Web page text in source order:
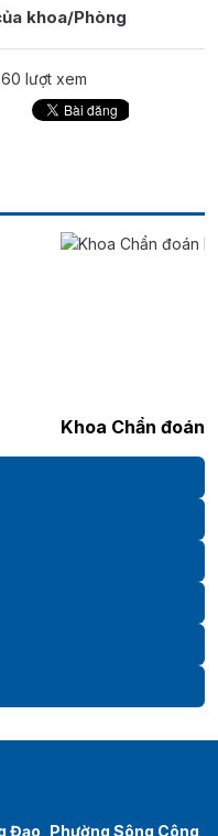
khoa/Phòng
lượt xem
Khoa Chẩn đoán
Đạo, Phường Sông Công,